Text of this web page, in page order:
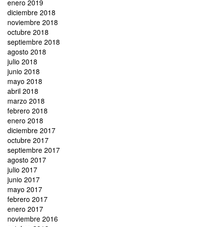
enero 2019
diciembre 2018
noviembre 2018
octubre 2018
septiembre 2018
agosto 2018
julio 2018
junio 2018
mayo 2018
abril 2018
marzo 2018
febrero 2018
enero 2018
diciembre 2017
octubre 2017
septiembre 2017
agosto 2017
julio 2017
junio 2017
mayo 2017
febrero 2017
enero 2017
noviembre 2016